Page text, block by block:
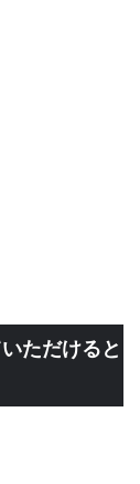
ただけると